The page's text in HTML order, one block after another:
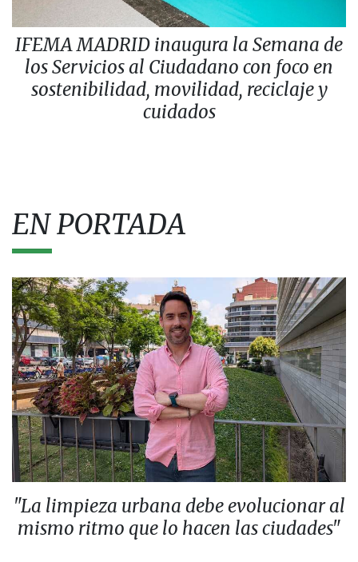
IFEMA MADRID inaugura la Semana de
los Servicios al Ciudadano con foco en
sostenibilidad, movilidad, reciclaje y
cuidados
EN PORTADA
"La limpieza urbana debe evolucionar al
mismo ritmo que lo hacen las ciudades"